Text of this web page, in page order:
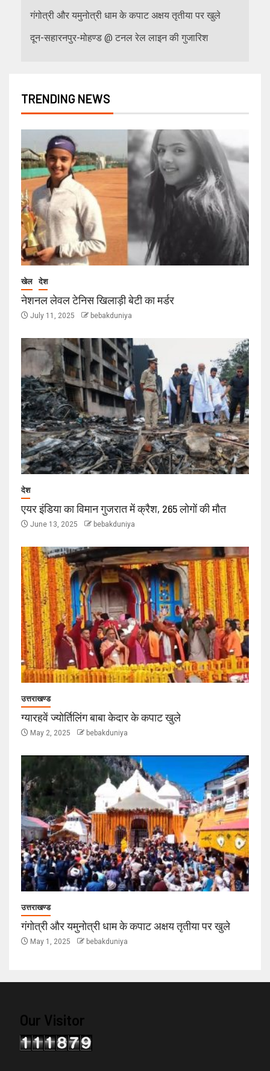
गंगोत्री और यमुनोत्री धाम के कपाट अक्षय तृतीया पर खुले
दून-सहारनपुर-मोहण्ड @ टनल रेल लाइन की गुजारिश
TRENDING NEWS
खेल देश
नेशनल लेवल टेनिस खिलाड़ी बेटी का मर्डर
July 11, 2025 bebakduniya
देश
एयर इंडिया का विमान गुजरात में क्रैश, 265 लोगों की मौत
June 13, 2025 bebakduniya
उत्तराखण्ड
ग्यारहवें ज्योर्तिलिंग बाबा केदार के कपाट खुले
May 2, 2025 bebakduniya
उत्तराखण्ड
गंगोत्री और यमुनोत्री धाम के कपाट अक्षय तृतीया पर खुले
May 1, 2025 bebakduniya
Our Visitor